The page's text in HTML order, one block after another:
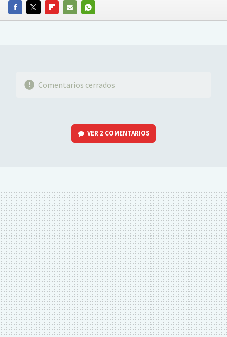
FACEBOOKTWITTERFLIPBOARD
E-
WHATSAPP
Comentarios cerrados
VER 2 COMENTARIOS